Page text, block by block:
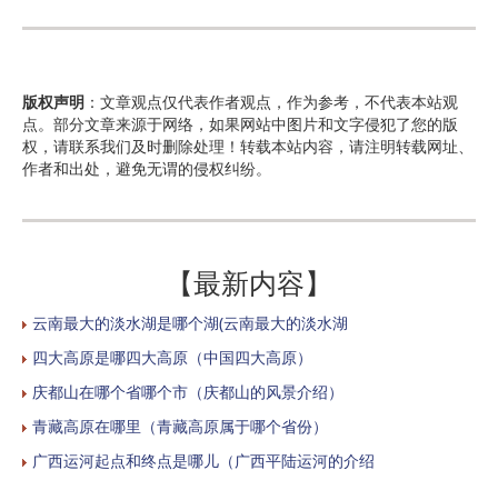
版权声明 ：文章观点仅代表作者观点，作为参考，不代表本站观
点。部分文章来源于网络，如果网站中图片和文字侵犯了您的版
权，请联系我们及时删除处理！转载本站内容，请注明转载网址、
作者和出处，避免无谓的侵权纠纷。
【最新内容】
云南最大的淡水湖是哪个湖(云南最大的淡水湖
四大高原是哪四大高原（中国四大高原）
庆都山在哪个省哪个市（庆都山的风景介绍）
青藏高原在哪里（青藏高原属于哪个省份）
广西运河起点和终点是哪儿（广西平陆运河的介绍